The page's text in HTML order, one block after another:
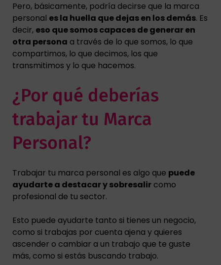
Pero, básicamente, podría decirse que la marca
personal es la huella que dejas en los demás. Es
decir, eso que somos capaces de generar en
otra persona a través de lo que somos, lo que
compartimos, lo que decimos, los que
transmitimos y lo que hacemos.
¿Por qué deberías
trabajar tu Marca
Personal?
Trabajar tu marca personal es algo que puede
ayudarte a destacar y sobresalir como
profesional de tu sector.
Esto puede ayudarte tanto si tienes un negocio,
como si trabajas por cuenta ajena y quieres
ascender o cambiar a un trabajo que te guste
más, como si estás buscando trabajo.